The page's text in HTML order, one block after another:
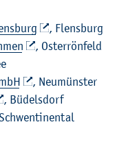
, Flens­burg
, Os­ter­rön­feld
, Neu­müns­ter
, Bü­dels­dorf